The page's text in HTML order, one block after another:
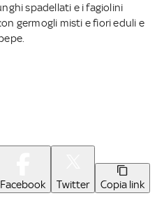
spadellati e i fagiolini
germogli misti e fiori eduli e
Facebook Twitter Copia link